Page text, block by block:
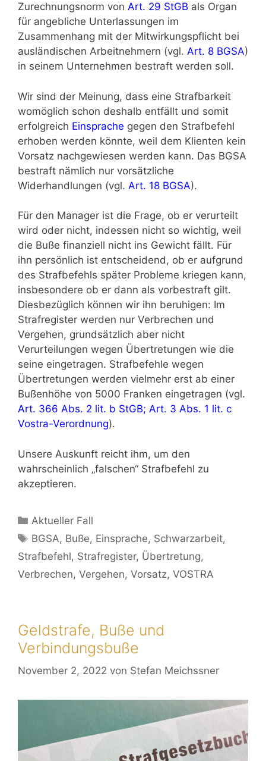
Zurechnungsnorm von Art. 29 StGB als Organ
für angebliche Unterlassungen im
Zusammenhang mit der Mitwirkungspflicht bei
ausländischen Arbeitnehmern (vgl. Art. 8 BGSA)
in seinem Unternehmen bestraft werden soll.
Wir sind der Meinung, dass eine Strafbarkeit
womöglich schon deshalb entfällt und somit
erfolgreich Einsprache gegen den Strafbefehl
erhoben werden könnte, weil dem Klienten kein
Vorsatz nachgewiesen werden kann. Das BGSA
bestraft nämlich nur vorsätzliche
Widerhandlungen (vgl. Art. 18 BGSA).
Für den Manager ist die Frage, ob er verurteilt
wird oder nicht, indessen nicht so wichtig, weil
die Buße finanziell nicht ins Gewicht fällt. Für
ihn persönlich ist entscheidend, ob er aufgrund
des Strafbefehls später Probleme kriegen kann,
insbesondere ob er dann als vorbestraft gilt.
Diesbezüglich können wir ihn beruhigen: Im
Strafregister werden nur Verbrechen und
Vergehen, grundsätzlich aber nicht
Verurteilungen wegen Übertretungen wie die
seine eingetragen. Strafbefehle wegen
Übertretungen werden vielmehr erst ab einer
Bußenhöhe von 5000 Franken eingetragen (vgl.
Art. 366 Abs. 2 lit. b StGB; Art. 3 Abs. 1 lit. c
Vostra-Verordnung).
Unsere Auskunft reicht ihm, um den
wahrscheinlich „falschen“ Strafbefehl zu
akzeptieren.
Aktueller Fall
BGSA, Buße, Einsprache, Schwarzarbeit,
Strafbefehl, Strafregister, Übertretung,
Verbrechen, Vergehen, Vorsatz, VOSTRA
Geldstrafe, Buße und
Verbindungsbuße
November 2, 2022 von Stefan Meichssner